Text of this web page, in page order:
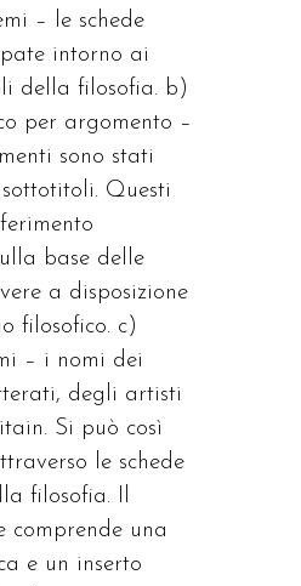
– le schede
intorno ai
della filosofia. b)
per argomento –
sono stati
Questi
base delle
a disposizione
filosofico. c)
– i nomi dei
degli artisti
Si può così
le schede
filosofia. Il
comprende una
e un inserto